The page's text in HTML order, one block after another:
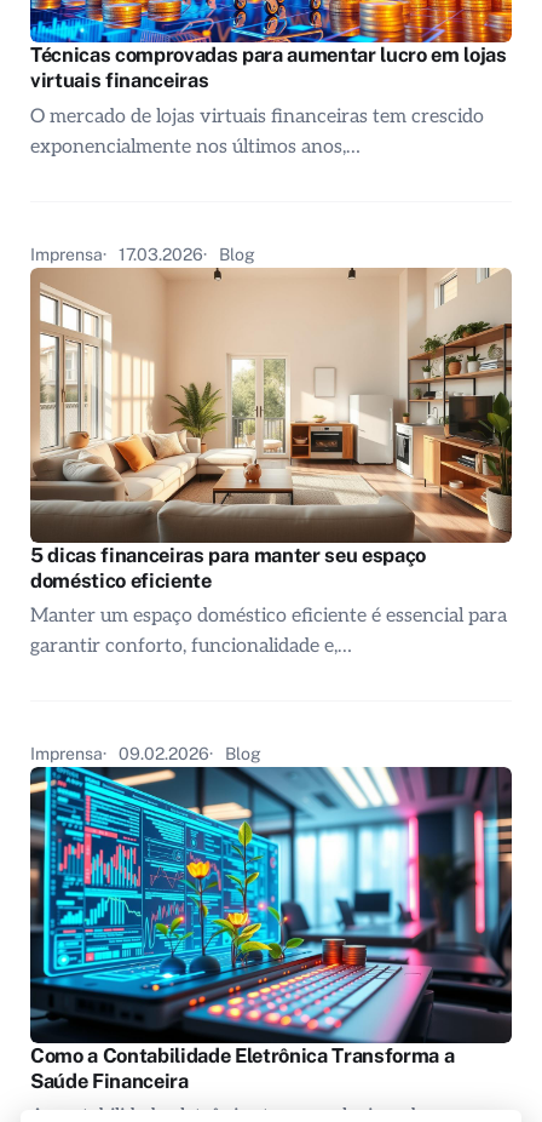
Técnicas comprovadas para aumentar lucro em lojas
virtuais financeiras
O mercado de lojas virtuais financeiras tem crescido
exponencialmente nos últimos anos,…
Imprensa 17.03.2026 Blog
5 dicas financeiras para manter seu espaço
doméstico eficiente
Manter um espaço doméstico eficiente é essencial para
garantir conforto, funcionalidade e,…
Imprensa 09.02.2026 Blog
Como a Contabilidade Eletrônica Transforma a
Saúde Financeira
A contabilidade eletrônica tem revolucionado a